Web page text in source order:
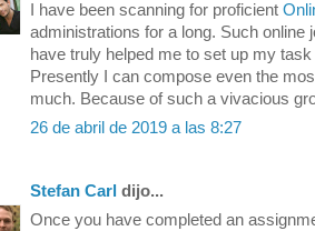
I have been scanning for proficient
administrations for a long. Such
have truly helped me to set up my
Presently I can compose even the
much. Because of such a vivacious
26 de abril de 2019 a las 8:27
Stefan Carl dijo...
Once you have completed an